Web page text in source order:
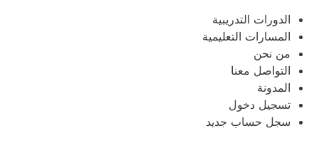
الدورات التدريبية
المسارات التعليمية
من نحن
التواصل معنا
المدونة
تسجيل دخول
سجل حساب جديد